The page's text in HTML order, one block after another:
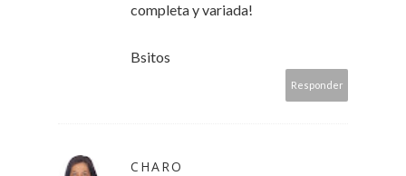
completa y variada!
Bsitos
Responder
CHARO